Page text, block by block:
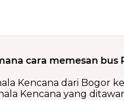
cara memesan bus
Kencana dari Bogor
Kencana yang